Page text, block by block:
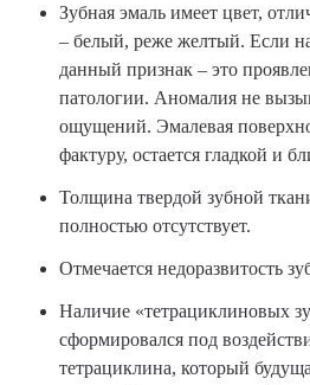
Зубная эмаль имеет цвет,
– белый, реже желтый. Если
данный признак – это
патологии. Аномалия не
ощущений. Эмалевая
фактуру, остается гладкой и
Толщина твердой зубной
полностью отсутствует.
Отмечается недоразвитость
Наличие «тетрациклиновых
сформировался под
тетрациклина, который